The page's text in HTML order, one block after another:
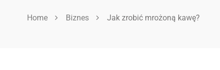
Home Biznes Jak zrobić mrożoną kawę?